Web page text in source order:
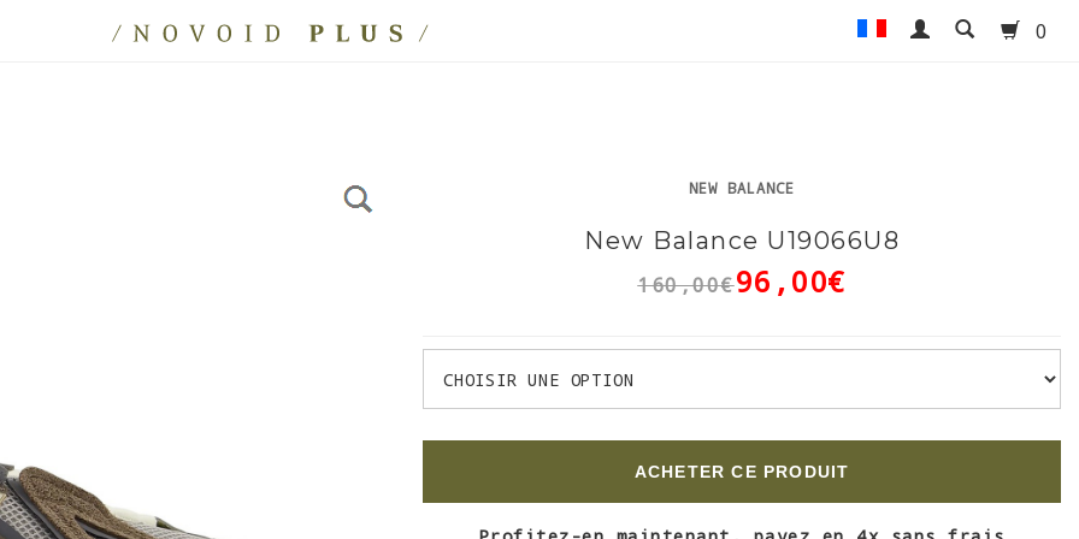
0
NEW BALANCE
New Balance U19066U8
160,00€96,00€
ACHETER CE PRODUIT